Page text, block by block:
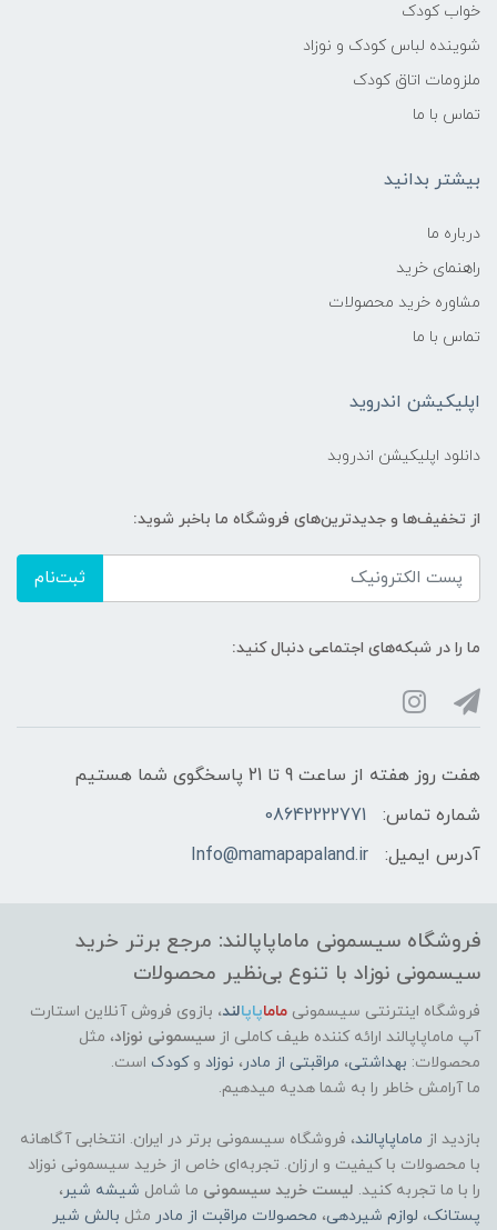
خواب کودک
شوینده لباس کودک و نوزاد
ملزومات اتاق کودک
تماس با ما
بیشتر بدانید
درباره ما
راهنمای خرید
مشاوره خرید محصولات
تماس با ما
اپلیکیشن اندروید
دانلود اپلیکیشن اندروبد
از تخفیف‌ها و جدیدترین‌های فروشگاه ما باخبر شوید:
ثبت‌نام
ما را در شبکه‌های اجتماعی دنبال کنید:
هفت روز هفته از ساعت 9 تا 21 پاسخگوی شما هستیم
شماره تماس:
08642222771
آدرس ایمیل:
Info@mamapapaland.ir
فروشگاه سیسمونی ماماپاپالند: مرجع برتر خرید
سیسمونی نوزاد با تنوع بی‌نظیر محصولات
فروشگاه اینترنتی سیسمونی ماماپاپالند، بازوی فروش آنلاین استارت
آپ ماماپاپالند ارائه کننده طیف کاملی از سیسمونی نوزاد، مثل
محصولات: بهداشتی، مراقبتی از مادر، نوزاد وکودک است.
ما آرامش خاطر را به شما هدیه میدهیم.
بازدید از ماماپاپالند، فروشگاه سیسمونی برتر در ایران. انتخابی آگاهانه
با محصولات با کیفیت و ارزان. تجربه‌ای خاص از خرید سیسمونی نوزاد
را با ما تجربه کنید. لیست خرید سیسمونی ما شامل شیشه شیر،
پستانک، لوازم شیردهی، محصولات مراقبت از مادر مثل بالش شیر